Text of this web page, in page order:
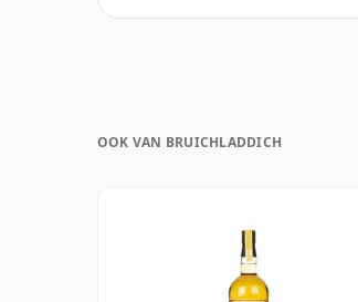
OOK VAN BRUICHLADDICH